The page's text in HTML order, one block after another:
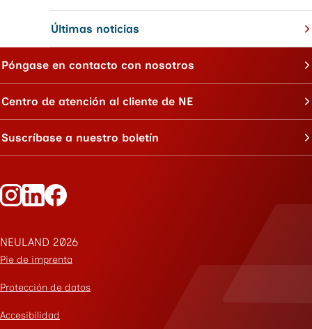
Últimas noticias
Póngase en contacto con nosotros
Centro de atención al cliente de NE
Suscríbase a nuestro boletín
NEULAND 2026
Pie de imprenta
Protección de datos
Accesibilidad
Siga a Neuland en Instagram
Siga a Neuland en LinkedIn
Siga a Neuland en Facebook